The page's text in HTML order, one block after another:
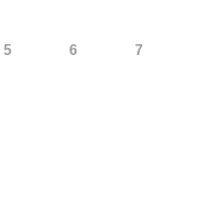
5 6 7